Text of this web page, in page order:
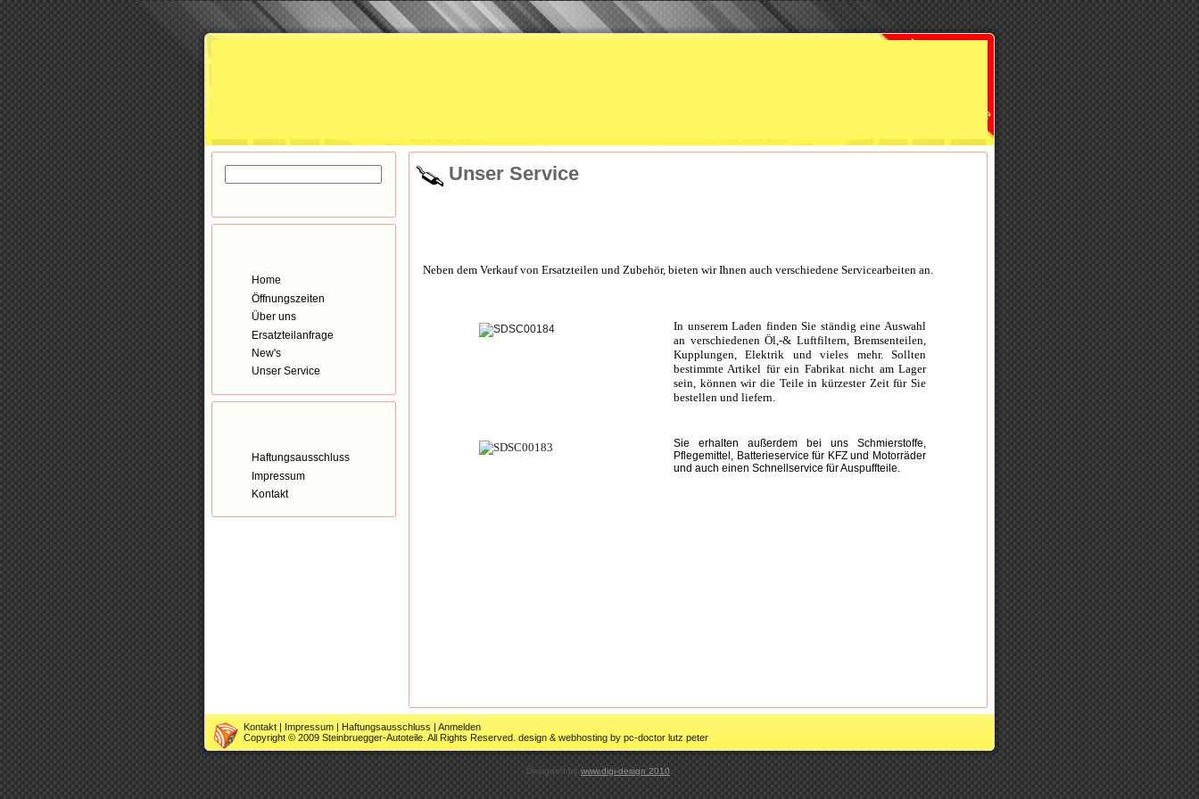
Home
Öffnungszeiten
Über uns
Ersatzteilanfrage
New's
Unser Service
Haftungsausschluss
Impressum
Kontakt
Unser Service
Neben dem Verkauf von Ersatzteilen und Zubehör, bieten wir Ihnen auch verschiedene Servicearbeiten an.
In unserem Laden finden Sie ständig eine Auswahl
an verschiedenen Öl,-& Luftfiltern, Bremsenteilen,
Kupplungen, Elektrik und vieles mehr. Sollten
bestimmte Artikel für ein Fabrikat nicht am Lager
sein, können wir die Teile in kürzester Zeit für Sie
bestellen und liefern.
Sie erhalten außerdem bei uns Schmierstoffe,
Pflegemittel, Batterieservice für KFZ und Motorräder
und auch einen Schnellservice für Auspuffteile.
Kontakt | Impressum | Haftungsausschluss | Anmelden
Copyright © 2009 Steinbruegger-Autoteile. All Rights Reserved. design & webhosting by pc-doctor lutz peter
Designed bywww.digi-design 2010 .